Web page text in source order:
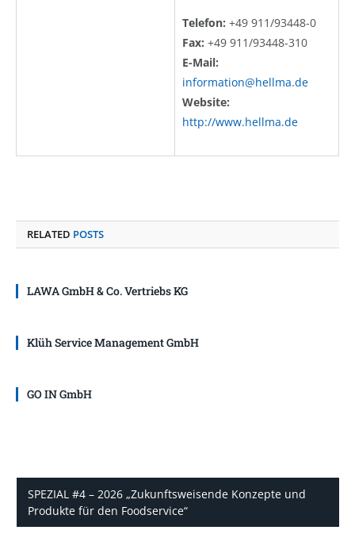
Telefon: +49 911/93448-0
Fax: +49 911/93448-310
E-Mail:
information@hellma.de
Website:
http://www.hellma.de
RELATED POSTS
LAWA GmbH & Co. Vertriebs KG
Klüh Service Management GmbH
GO IN GmbH
SPEZIAL #4 – 2026 „Zukunftsweisende Konzepte und
Produkte für den Foodservice“